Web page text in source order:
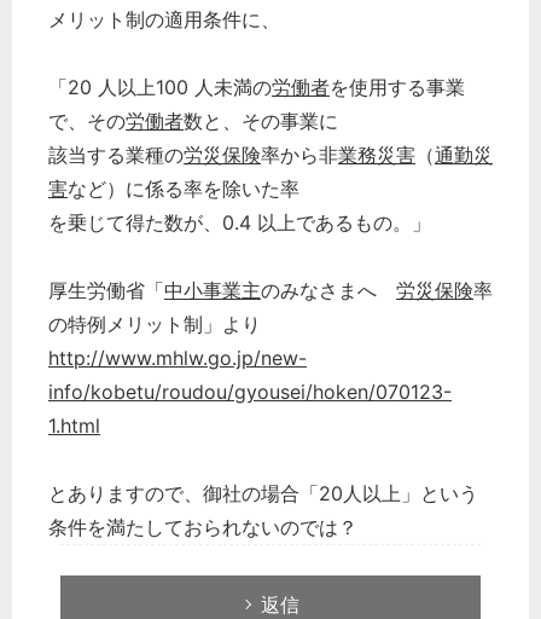
メリット制の適用条件に、
「20 人以上100 人未満の労働者を使用する事業
で、その労働者数と、その事業に
該当する業種の労災保険率から非業務災害 （通勤災
害など）に係る率を除いた率
を乗じて得た数が、0.4 以上であるもの。」
厚生労働省「中小事業主のみなさまへ 労災保険率
の特例メリット制」より
http://www.mhlw.go.jp/new-
info/kobetu/roudou/gyousei/hoken/070123-
1.html
とありますので、御社の場合「20人以上」という
条件を満たしておられないのでは？
返信